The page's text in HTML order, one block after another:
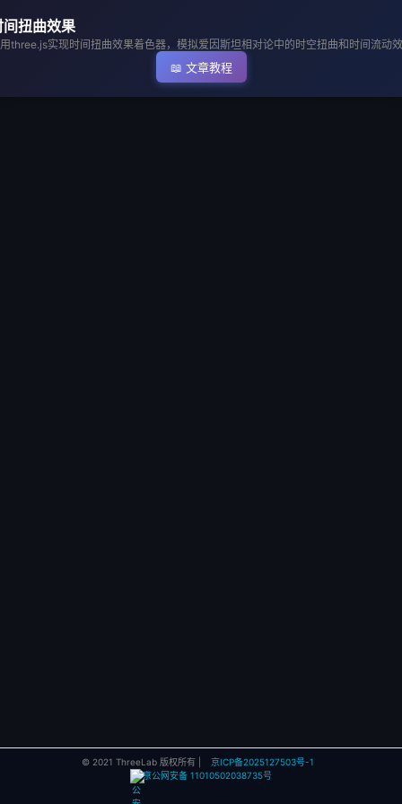
间扭曲效果
three.js实现时间扭曲效果着色器，模拟爱因斯坦相对论中的时空扭曲和时间流动
📖 文章教程
© 2021 ThreeLab 版权所有 |
京ICP备2025127503号-1
京公网安备 11010502038735号